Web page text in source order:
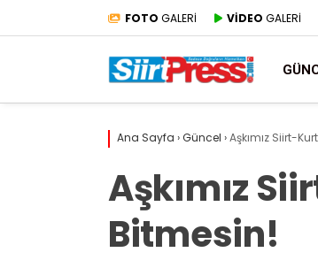
FOTO GALERİ VİDEO GALERİ
Ana Sayfa ›Güncel ›Aşkımız Siirt-
Aşkımız
Bitmesin!